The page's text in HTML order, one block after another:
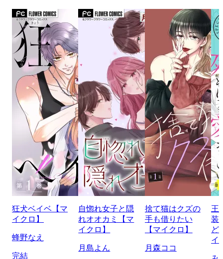
狂犬ベイベ【マ
イクロ】
蜂野なえ
完結
自惚れ女子と隠
れオオカミ【マ
イクロ】
月島よん
捨て猫はクズの
手も借りたい
【マイクロ】
月森ココ
王
装
ど
イ